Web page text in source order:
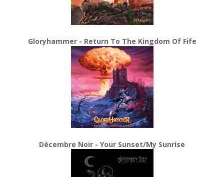
Gloryhammer - Return To The Kingdom Of Fife
Décembre Noir - Your Sunset/My Sunrise